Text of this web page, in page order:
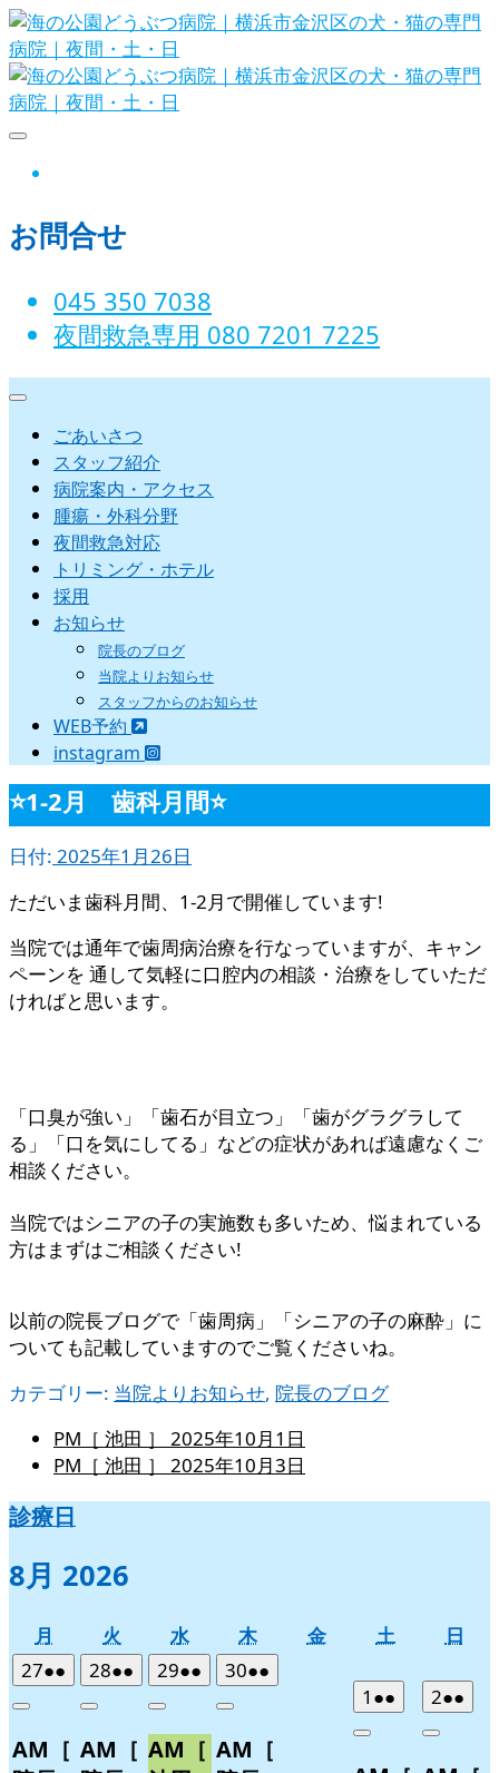
Skip
to
content
日
お問合せ
045 350 7038‬
夜間救急専用 080 7201 7225‬
ごあいさつ
スタッフ紹介
病院案内・アクセス
腫瘍・外科分野
夜間救急対応
トリミング・ホテル
採用
お知らせ
院長のブログ
当院よりお知らせ
スタッフからのお知らせ
WEB予約
instagram
⭐️1-2月 歯科月間⭐️
日付: 2025年1月26日
ただいま歯科月間、1-2月で開催しています!
当院では通年で歯周病治療を行なっていますが、キャン
ペーンを 通して気軽に口腔内の相談・治療をしていただ
ければと思います。
「口臭が強い」「歯石が目立つ」「歯がグラグラして
る」「口を気にしてる」などの症状があれば遠慮なくご
相談ください。
当院ではシニアの子の実施数も多いため、悩まれている
方はまずはご相談ください!
以前の院長ブログで「歯周病」「シニアの子の麻酔」に
ついても記載していますのでご覧くださいね。
カテゴリー: 当院よりお知らせ, 院長のブログ
PM［ 池田 ］ 2025年10月1日
PM［ 池田 ］ 2025年10月3日
診療日
8月 2026
月
曜
日
火
曜
日
水水
曜
日
木木
曜
日
金金
土土
日
日
日
272026
年
月
●●
件
イ
Close
AM［
282026
年
月
●●
件
イ
Close
AM［
292026
年
月
●●
件
イ
Close
AM［
302026
年
月
●●
件
イ
Close
AM［
1 2026
年
●●
件
Close
22026
年
●●
件
Close